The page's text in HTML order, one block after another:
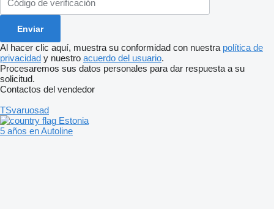
Al hacer clic aquí, muestra su conformidad con nuestra política de
privacidad y nuestro acuerdo del usuario.
Procesaremos sus datos personales para dar respuesta a su
solicitud.
Contactos del vendedor
TSvaruosad
Estonia
5 años en Autoline